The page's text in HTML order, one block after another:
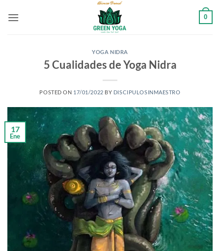
0
YOGA NIDRA
5 Cualidades de Yoga Nidra
POSTED ON 17/01/2022 BY DISCIPULOSINMAESTRO
17
Ene